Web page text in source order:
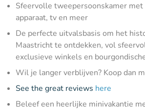
Sfeervolle tweepersoonskamer
apparaat, tv en meer
De perfecte uitvalsbasis om het
Maastricht te ontdekken, vol
exclusieve winkels en
Wil je langer verblijven? Koop dan
See the great reviews here
Beleef een heerlijke minivakantie